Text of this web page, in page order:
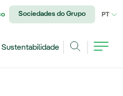
Sociedades do Grupo PT
Sustentabilidade